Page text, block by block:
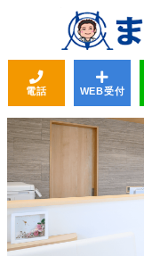
電話 WEB受付